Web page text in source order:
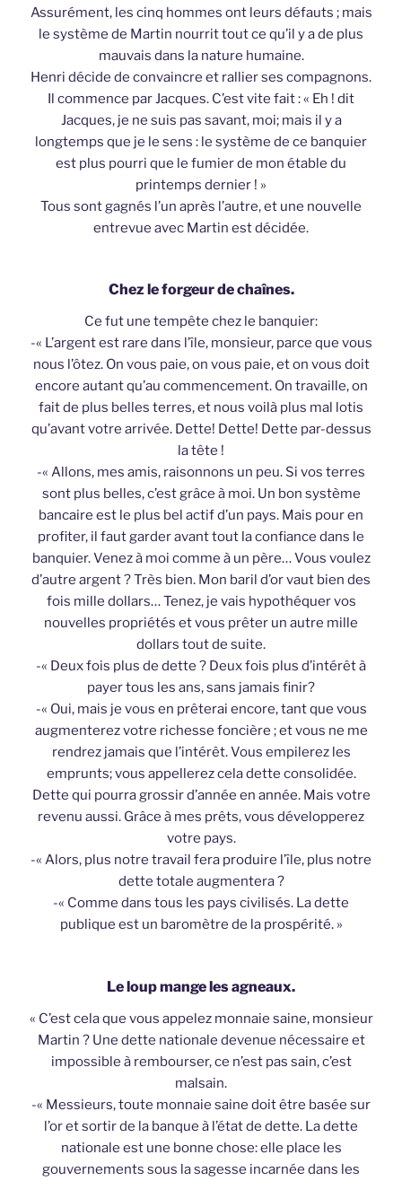
Assurément, les cinq hommes ont leurs défauts ; mais
le système de Martin nourrit tout ce qu’il y a de plus
mauvais dans la nature humaine.
Henri décide de convaincre et rallier ses compagnons.
Il commence par Jacques. C’est vite fait : « Eh ! dit
Jacques, je ne suis pas savant, moi; mais il y a
longtemps que je le sens : le système de ce banquier
est plus pourri que le fumier de mon étable du
printemps dernier ! »
Tous sont gagnés l’un après l’autre, et une nouvelle
entrevue avec Martin est décidée.
Chez le forgeur de chaînes.
Ce fut une tempête chez le banquier:
-« L’argent est rare dans l’île, monsieur, parce que vous
nous l’ôtez. On vous paie, on vous paie, et on vous doit
encore autant qu’au commencement. On travaille, on
fait de plus belles terres, et nous voilà plus mal lotis
qu’avant votre arrivée. Dette! Dette! Dette par-dessus
la tête !
-« Allons, mes amis, raisonnons un peu. Si vos terres
sont plus belles, c’est grâce à moi. Un bon système
bancaire est le plus bel actif d’un pays. Mais pour en
profiter, il faut garder avant tout la confiance dans le
banquier. Venez à moi comme à un père… Vous voulez
d’autre argent ? Très bien. Mon baril d’or vaut bien des
fois mille dollars… Tenez, je vais hypothéquer vos
nouvelles propriétés et vous prêter un autre mille
dollars tout de suite.
-« Deux fois plus de dette ? Deux fois plus d’intérêt à
payer tous les ans, sans jamais finir?
-« Oui, mais je vous en prêterai encore, tant que vous
augmenterez votre richesse foncière ; et vous ne me
rendrez jamais que l’intérêt. Vous empilerez les
emprunts; vous appellerez cela dette consolidée.
Dette qui pourra grossir d’année en année. Mais votre
revenu aussi. Grâce à mes prêts, vous développerez
votre pays.
-« Alors, plus notre travail fera produire l’île, plus notre
dette totale augmentera ?
-« Comme dans tous les pays civilisés. La dette
publique est un baromètre de la prospérité. »
Le loup mange les agneaux.
« C’est cela que vous appelez monnaie saine, monsieur
Martin ? Une dette nationale devenue nécessaire et
impossible à rembourser, ce n’est pas sain, c’est
malsain.
-« Messieurs, toute monnaie saine doit être basée sur
l’or et sortir de la banque à l’état de dette. La dette
nationale est une bonne chose: elle place les
gouvernements sous la sagesse incarnée dans les